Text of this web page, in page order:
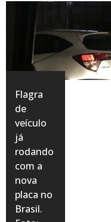
Flagra
de
veículo
já
rodando
com a
nova
placa no
Brasil.